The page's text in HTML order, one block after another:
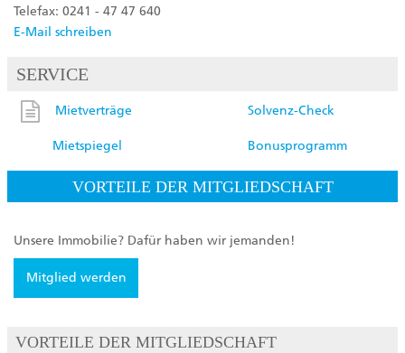
Telefax: 0241 - 47 47 640
E-Mail schreiben
SERVICE
Mietverträge Solvenz-Check
Mietspiegel Bonusprogramm
VORTEILE DER MITGLIEDSCHAFT
Unsere Immobilie? Dafür haben wir jemanden!
Mitglied werden
VORTEILE DER MITGLIEDSCHAFT